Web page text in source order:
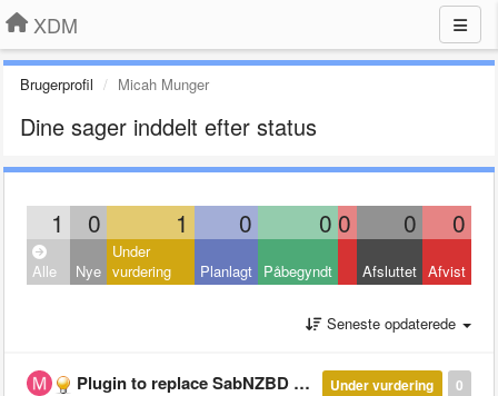
XDM
Brugerprofil Micah Munger
Dine sager inddelt efter status
1 0 1 0 0 0 0 0
Alle Nye
Under
vurdering
Planlagt Påbegyndt Afsluttet Afvist
Seneste opdaterede
0
Under vurdering
Plugin to replace SabNZBD and or other downloaders.